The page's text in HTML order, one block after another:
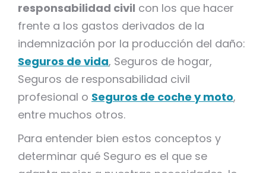
responsabilidad civil con los que hacer
frente a los gastos derivados de la
indemnización por la producción del daño:
Seguros de vida, Seguros de hogar,
Seguros de responsabilidad civil
profesional o Seguros de coche y moto,
entre muchos otros.
Para entender bien estos conceptos y
determinar qué Seguro es el que se